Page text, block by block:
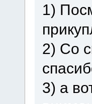
1)
2) Со
3) а